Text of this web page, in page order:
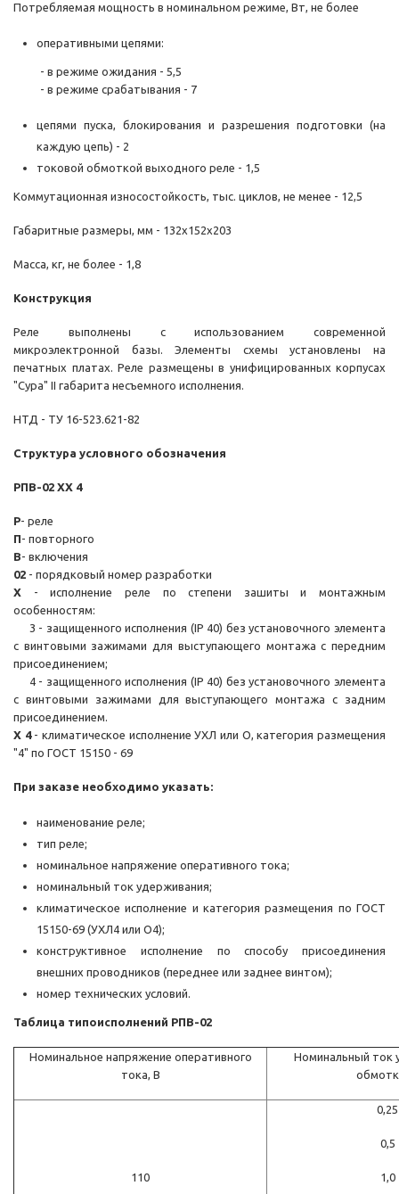
Потребляемая мощность в номинальном режиме, Вт, не более
оперативными цепями:
- в режиме ожидания - 5,5
- в режиме срабатывания - 7
цепями пуска, блокирования и разрешения подготовки (на
каждую цепь) - 2
токовой обмоткой выходного реле - 1,5
Коммутационная износостойкость, тыс. циклов, не менее - 12,5
Габаритные размеры, мм - 132х152х203
Масса, кг, не более - 1,8
Конструкция
Реле выполнены с использованием современной
микроэлектронной базы. Элементы схемы установлены на
печатных платах. Реле размещены в унифицированных корпусах
"Сура" II габарита несъемного исполнения.
НТД - ТУ 16-523.621-82
Структура условного обозначения
РПВ-02 ХХ 4
Р- реле
П- повторного
В- включения
02 - порядковый номер разработки
Х - исполнение реле по степени зашиты и монтажным
особенностям:
3 - защищенного исполнения (IP 40) без установочного элемента
с винтовыми зажимами для выступающего монтажа с передним
присоединением;
4 - защищенного исполнения (IP 40) без установочного элемента
с винтовыми зажимами для выступающего монтажа с задним
присоединением.
Х 4- климатическое исполнение УХЛ или О, категория размещения
"4" по ГОСТ 15150 - 69
При заказе необходимо указать:
наименование реле;
тип реле;
номинальное напряжение оперативного тока;
номинальный ток удерживания;
климатическое исполнение и категория размещения по ГОСТ
15150-69 (УХЛ4 или О4);
конструктивное исполнение по способу присоединения
внешних проводников (переднее или заднее винтом);
номер технических условий.
Таблица типоисполнений РПВ-02
Номинальное напряжение оперативного
тока, В
Номинальный ток
110
0,25
0,5
1,0